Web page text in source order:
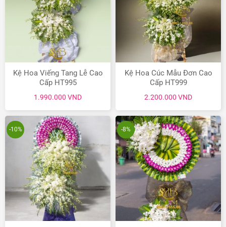
Kệ Hoa Viếng Tang Lễ Cao
Cấp HT995
1.990.000 VND
Kệ Hoa Cúc Mẫu Đơn Cao
Cấp HT999
2.200.000 VND
-10% -8%